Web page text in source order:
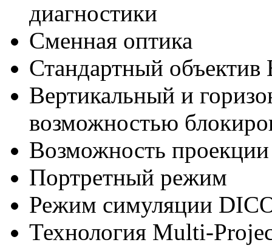
диагностики
Сменная оптика
Стандартный
Вертикальный и
возможностью
Возможность
Портретный режим
Режим симуляции
Технология Multi-